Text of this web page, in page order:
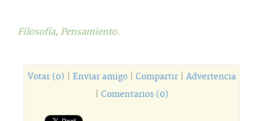
Filosofía, Pensamiento.
Votar (0) Enviar amigo| Compartir| Advertencia
Comentarios (0)